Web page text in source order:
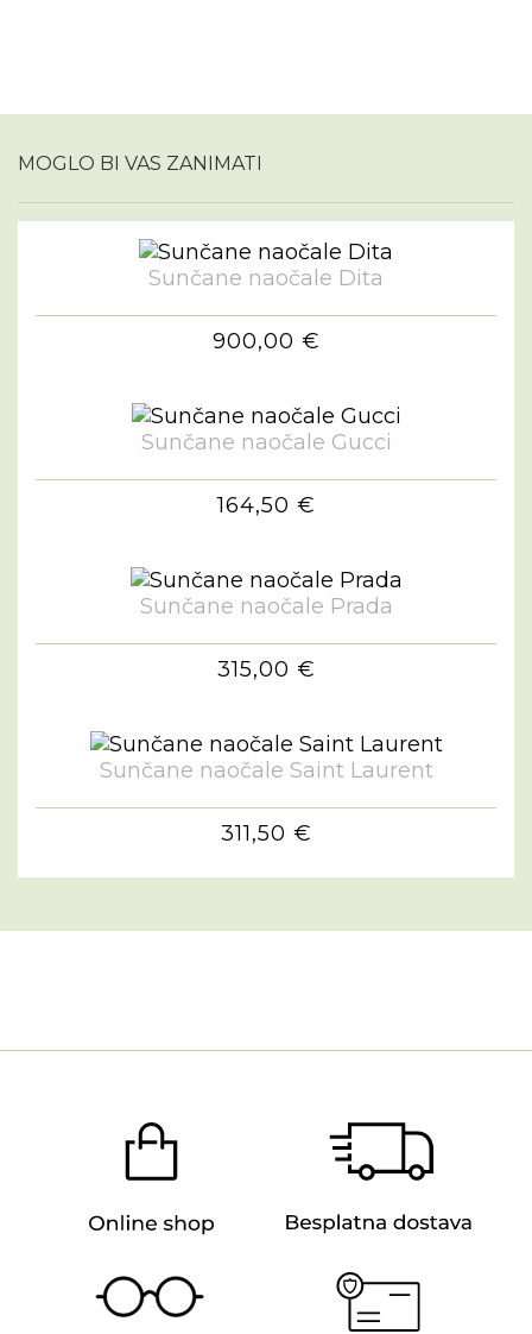
MOGLO BI VAS ZANIMATI
Sunčane naočale Dita
900,00 €
Sunčane naočale Gucci
164,50 €
Sunčane naočale Prada
315,00 €
Sunčane naočale Saint Laurent
311,50 €